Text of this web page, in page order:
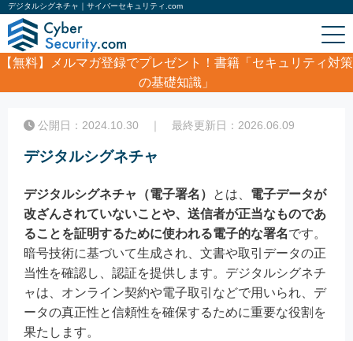
デジタルシグネチャ｜サイバーセキュリティ.com
【無料】
メルマガ登録でプレゼント！書籍「セキュリティ対策
の基礎知識」
デジタルシグネチャ
公開日：2024.10.30 ｜ 最終更新日：2026.06.09
デジタルシグネチャ
デジタルシグネチャ（電子署名） とは、 電子データが
改ざんされていないことや、送信者が正当なものであ
ることを証明するために使われる電子的な署名です。
暗号技術に基づいて生成され、文書や取引データの正
当性を確認し、認証を提供します。デジタルシグネチ
ャは、オンライン契約や電子取引などで用いられ、デ
ータの真正性と信頼性を確保するために重要な役割を
果たします。